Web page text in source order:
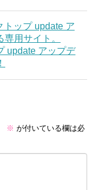
トップ update ア
用サイト。
update アップデ
※ が付いている欄は必